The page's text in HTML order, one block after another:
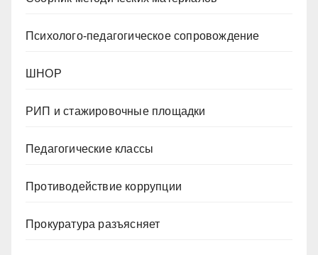
Психолого-педагогическое сопровождение
ШНОР
РИП и стажировочные площадки
Педагогические классы
Противодействие коррупции
Прокуратура разъясняет